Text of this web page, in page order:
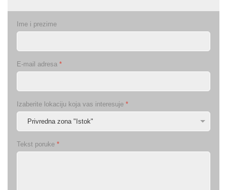
Ime i prezime
E-mail adresa *
Izaberite lokaciju koja vas interesuje *
Tekst poruke *